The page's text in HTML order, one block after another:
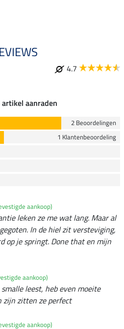
4.7
aanraden
2 Beoordelingen
1 Klantenbeoordeling
aankoop)
leken ze me wat lang. Maar al
In de hiel zit versteviging,
op je springt. Done that en mijn
aankoop)
leest, heb even moeite
zijn zitten ze perfect
aankoop)